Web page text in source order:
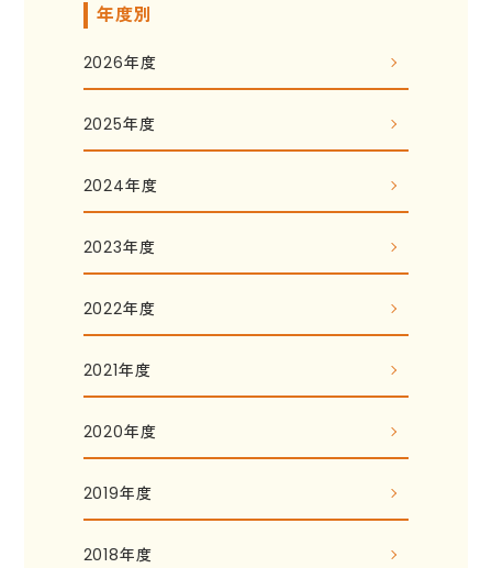
年度別
2026年度
2025年度
2024年度
2023年度
2022年度
2021年度
2020年度
2019年度
2018年度